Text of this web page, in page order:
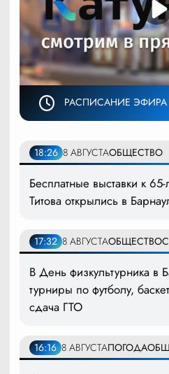
РАСПИСАНИЕ ЭФИРА
18:26 8 АВГУСТАОБЩЕСТВО
Бесплатные выставки к
Титова открылись в
17:32 8 АВГУСТАОБЩЕСТВО
В День физкультурника в
турниры по футболу,
сдача ГТО
16:16 8 АВГУСТАПОГОДА